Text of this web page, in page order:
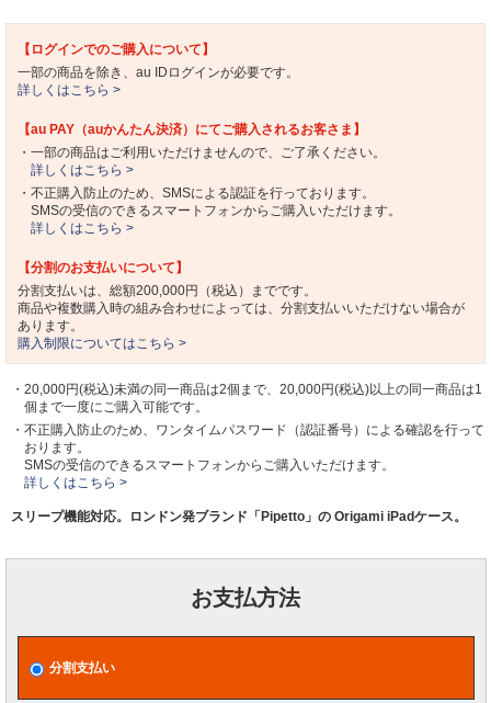
【ログインでのご購入について】
一部の商品を除き、au IDログインが必要です。
詳しくはこちら >
【au PAY（auかんたん決済）にてご購入されるお客さま】
・一部の商品はご利用いただけませんので、ご了承ください。
詳しくはこちら >
・不正購入防止のため、SMSによる認証を行っております。
SMSの受信のできるスマートフォンからご購入いただけます。
詳しくはこちら >
【分割のお支払いについて】
分割支払いは、総額200,000円（税込）までです。
商品や複数購入時の組み合わせによっては、分割支払いいただけない場合が
あります。
購入制限についてはこちら >
・20,000円(税込)未満の同一商品は2個まで、20,000円(税込)以上の同一商品は1
個まで一度にご購入可能です。
・不正購入防止のため、ワンタイムパスワード（認証番号）による確認を行って
おります。
SMSの受信のできるスマートフォンからご購入いただけます。
詳しくはこちら >
スリープ機能対応。ロンドン発ブランド「Pipetto」の Origami iPadケース。
お支払方法
分割支払い